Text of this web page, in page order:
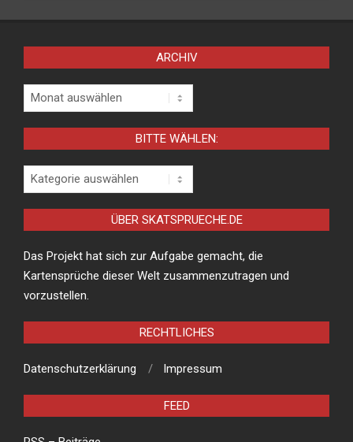
ARCHIV
Archiv
BITTE WÄHLEN:
Bitte
wählen:
ÜBER SKATSPRUECHE.DE
Das Projekt hat sich zur Aufgabe gemacht, die
Kartensprüche dieser Welt zusammenzutragen und
vorzustellen.
RECHTLICHES
Datenschutzerklärung Impressum
FEED